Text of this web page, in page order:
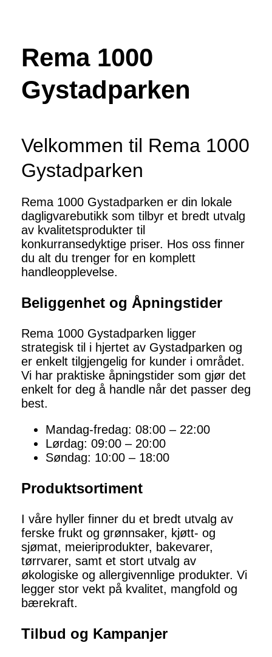
Rema 1000
Gystadparken
Velkommen til Rema 1000
Gystadparken
Rema 1000 Gystadparken er din lokale
dagligvarebutikk som tilbyr et bredt utvalg
av kvalitetsprodukter til
konkurransedyktige priser. Hos oss finner
du alt du trenger for en komplett
handleopplevelse.
Beliggenhet og Åpningstider
Rema 1000 Gystadparken ligger
strategisk til i hjertet av Gystadparken og
er enkelt tilgjengelig for kunder i området.
Vi har praktiske åpningstider som gjør det
enkelt for deg å handle når det passer deg
best.
Mandag-fredag: 08:00 – 22:00
Lørdag: 09:00 – 20:00
Søndag: 10:00 – 18:00
Produktsortiment
I våre hyller finner du et bredt utvalg av
ferske frukt og grønnsaker, kjøtt- og
sjømat, meieriprodukter, bakevarer,
tørrvarer, samt et stort utvalg av
økologiske og allergivennlige produkter. Vi
legger stor vekt på kvalitet, mangfold og
bærekraft.
Tilbud og Kampanjer